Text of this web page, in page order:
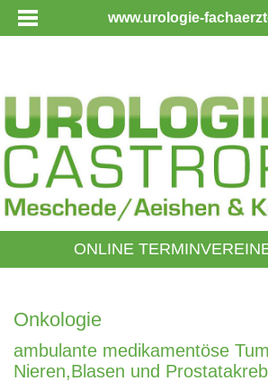
www.urologie-
ONLINE
Onkologie
ambulante medikamentöse
Nieren,Blasen und